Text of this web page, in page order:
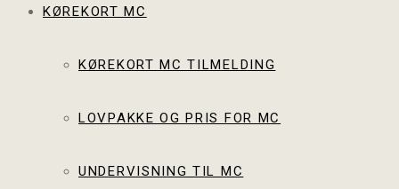
KØREKORT MC
KØREKORT MC TILMELDING
LOVPAKKE OG PRIS FOR MC
UNDERVISNING TIL MC